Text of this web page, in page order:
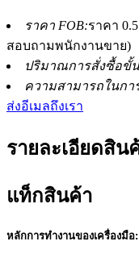
ราคา FOB:ราคา
สอบถามพนักงานขาย)
ปริมาณการสั่งซื้อขั้
ความสามารถในกา
ส่งอีเมลถึงเรา
รายละเอียดสิน
แท็กสินค้า
หลักการทำงานของเครื่องมือ: